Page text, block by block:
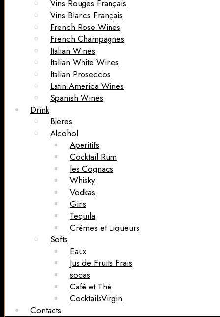
Vins Rouges Français
Vins Blancs Français
French Rose Wines
French Champagnes
Italian Wines
Italian White Wines
Italian Proseccos
Latin America Wines
Spanish Wines
Drink
Bieres
Alcohol
Aperitifs
Cocktail Rum
les Cognacs
Whisky
Vodkas
Gins
Tequila
Crèmes et Liqueurs
Softs
Eaux
Jus de Fruits Frais
sodas
Café et Thé
CocktailsVirgin​
Contacts